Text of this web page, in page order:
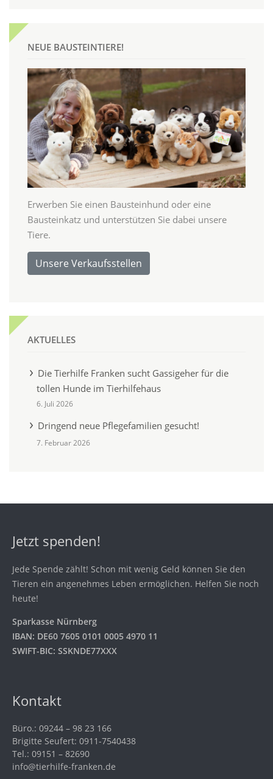
NEUE BAUSTEINTIERE!
Erwerben Sie einen Bausteinhund oder eine
Bausteinkatz und unterstützen Sie dabei unsere
Tiere.
Unsere Verkaufsstellen
AKTUELLES
Die Tierhilfe Franken sucht Gassigeher für die
tollen Hunde im Tierhilfehaus
6. Juli 2026
Dringend neue Pflegefamilien gesucht!
7. Februar 2026
Jetzt spenden!
Jede Spende zählt! Schon mit wenig Geld können Sie den
Tieren ein angenehmes Leben ermöglichen. Helfen Sie noch
heute!
Sparkasse Nürnberg
IBAN: DE60 7605 0101 0005 4970 11
SWIFT-BIC: SSKNDE77XXX
Kontakt
Büro.: 09244 – 98 23 166
Brigitte Seufert: 0911-7540438
Tel.: 09151 – 82690
info@tierhilfe-franken.de